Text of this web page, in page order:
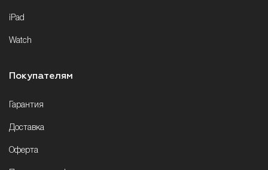
iPad
Watch
Покупателям
Гарантия
Доставка
Оферта